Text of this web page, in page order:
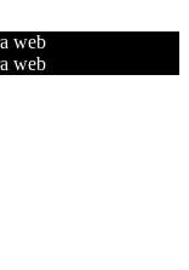
web
web